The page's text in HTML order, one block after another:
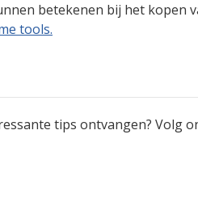
betekenen bij het kopen
tools.
tips ontvangen? Volg